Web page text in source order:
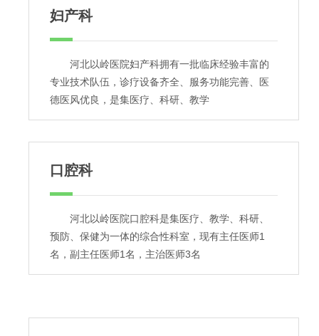
妇产科
河北以岭医院妇产科拥有一批临床经验丰富的
专业技术队伍，诊疗设备齐全、服务功能完善、医
德医风优良，是集医疗、科研、教学
口腔科
河北以岭医院口腔科是集医疗、教学、科研、
预防、保健为一体的综合性科室，现有主任医师1
名，副主任医师1名，主治医师3名